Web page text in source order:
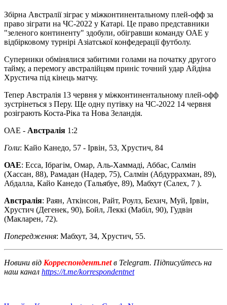
Збірна Австралії зіграє у міжконтинентальному плей-офф за
право зіграти на ЧС-2022 у Катарі. Це право представники
"зеленого континенту" здобули, обігравши команду ОАЕ у
відбірковому турнірі Азіатської конфедерації футболу.
Суперники обмінялися забитими голами на початку другого
тайму, а перемогу австралійцям приніс точний удар Айдіна
Хрустича під кінець матчу.
Тепер Австралія 13 червня у міжконтинентальному плей-офф
зустрінеться з Перу. Ще одну путівку на ЧС-2022 14 червня
розіграють Коста-Ріка та Нова Зеландія.
ОАЕ - Австралія 1:2
Голи: Кайо Канедо, 57 - Ірвін, 53, Хрустич, 84
ОАЕ: Есса, Ібрагім, Омар, Аль-Хаммаді, Аббас, Салмін
(Хассан, 88), Рамадан (Надер, 75), Салмін (Абдуррахман, 89),
Абдалла, Кайо Канедо (Тальябуе, 89), Мабхут (Салех, 7 ).
Австралія: Раян, Аткінсон, Райт, Роулз, Бехич, Муй, Ірвін,
Хрустич (Дегенек, 90), Бойл, Леккі (Мабіл, 90), Гудвін
(Макларен, 72).
Попередження: Мабхут, 34, Хрустич, 55.
Новини від Корреспондент.netв Telegram. Підписуйтесь на
наш канал https://t.me/korrespondentnet